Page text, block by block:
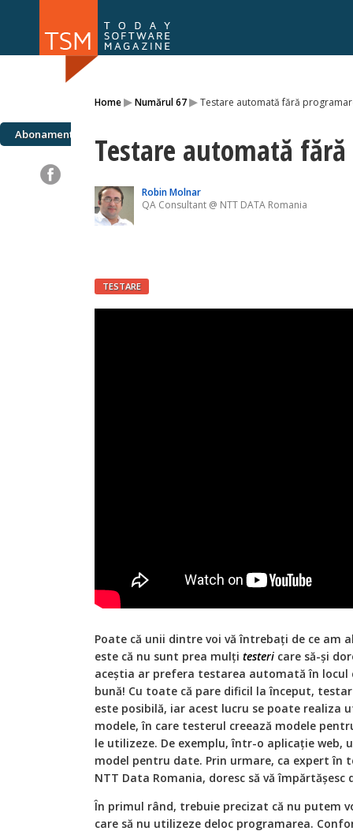
Home▸Numărul 67▸Testare automată fără
Abonamente Testare automată
Robin Molnar
QA Consultant @ NTT DATA Romania
TESTARE
Poate că unii dintre voi vă întrebați de ce am
este că nu sunt prea mulți testeri care să-și
aceștia ar prefera testarea automată în locul
bună! Cu toate că pare dificil la început,
este posibilă, iar acest lucru se poate realiza
modele, în care testerul creează modele
le utilizeze. De exemplu, într-o aplicație web,
model pentru date. Prin urmare, ca expert în
NTT Data Romania, doresc să vă împărtășesc
În primul rând, trebuie precizat că nu putem
care să nu utilizeze deloc programarea.